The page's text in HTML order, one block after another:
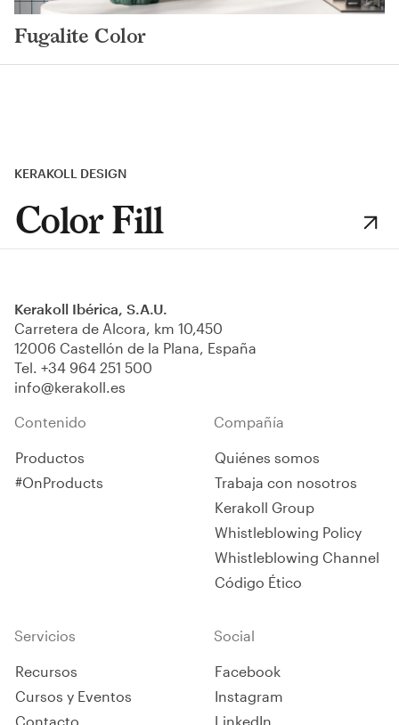
Fugalite Color
KERAKOLL DESIGN
Color Fill
Kerakoll Ibérica, S.A.U.
Carretera de Alcora, km 10,450
12006 Castellón de la Plana, España
Tel. +34 964 251 500
info@kerakoll.es
Contenido
Productos
#OnProducts
Compañía
Quiénes somos
Trabaja con nosotros
Kerakoll Group
Whistleblowing Policy
Whistleblowing Channel
Código Ético
Servicios
Recursos
Cursos y Eventos
Contacto
Social
Facebook
Instagram
LinkedIn